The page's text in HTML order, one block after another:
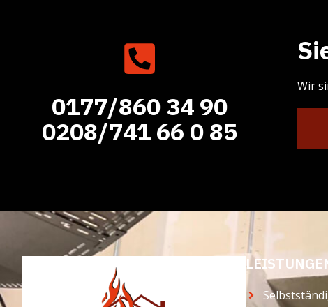
0177/860 34 90
0208/741 66 0 85
Wir